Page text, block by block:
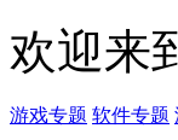
欢迎来
游戏专题 软件专题